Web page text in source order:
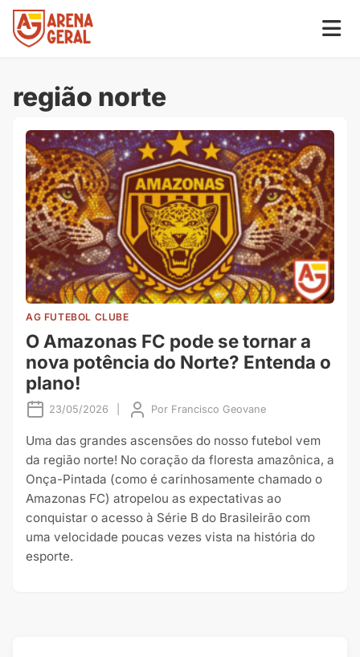
região norte
AG FUTEBOL CLUBE
O Amazonas FC pode se tornar a
nova potência do Norte? Entenda o
plano!
23/05/2026 Por Francisco Geovane
Uma das grandes ascensões do nosso futebol vem
da região norte! No coração da floresta amazônica, a
Onça-Pintada (como é carinhosamente chamado o
Amazonas FC) atropelou as expectativas ao
conquistar o acesso à Série B do Brasileirão com
uma velocidade poucas vezes vista na história do
esporte.